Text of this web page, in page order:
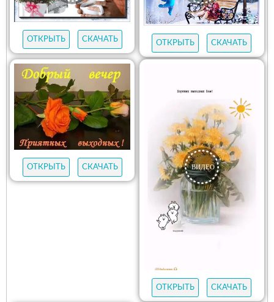
ОТКРЫТЬ СКАЧАТЬ ОТКРЫТЬ СКАЧАТЬ
ОТКРЫТЬ СКАЧАТЬ
ОТКРЫТЬ СКАЧАТЬ